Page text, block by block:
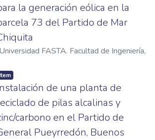
la generación eólica en la
73 del Partido de Mar
Universidad FASTA. Facultad de Ingeniería,
Item
de una planta de
de pilas alcalinas y
carbono en el Partido de
Pueyrredón, Buenos